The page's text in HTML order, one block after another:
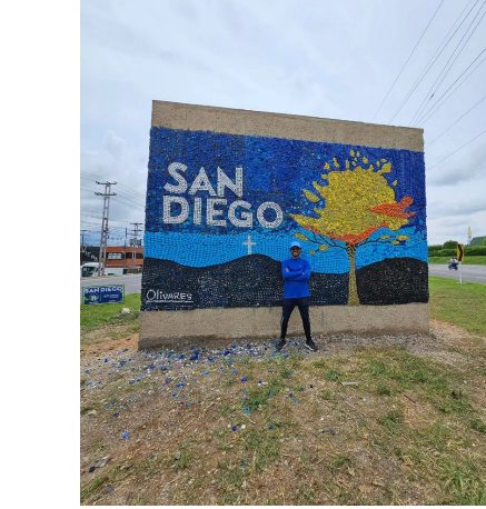
MURALES OTROS PAISAJES Y NATURALEZA